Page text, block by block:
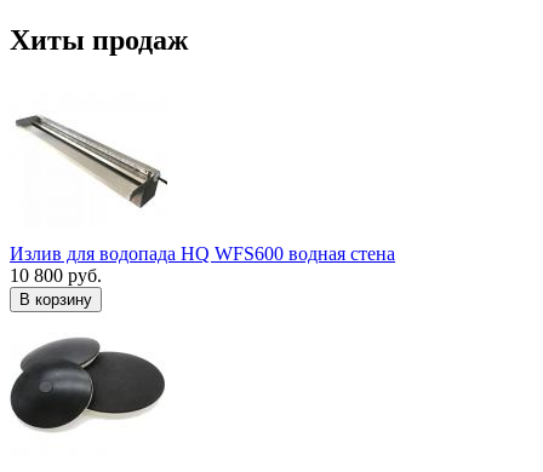
Хиты продаж
Излив для водопада HQ WFS600 водная стена
10 800 руб.
В корзину